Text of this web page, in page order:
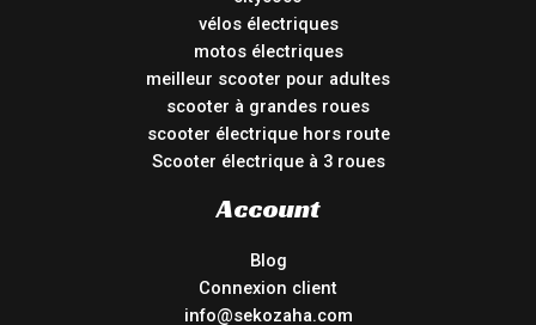
vélos électriques
motos électriques
meilleur scooter pour adultes
scooter à grandes roues
scooter électrique hors route
Scooter électrique à 3 roues
Account
Blog
Connexion client
info@sekozaha.com